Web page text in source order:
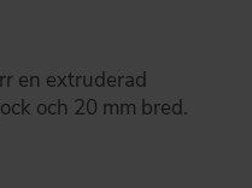
en extruderad
och 20 mm bred.